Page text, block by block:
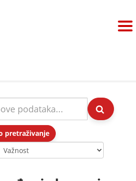
pretraživanje